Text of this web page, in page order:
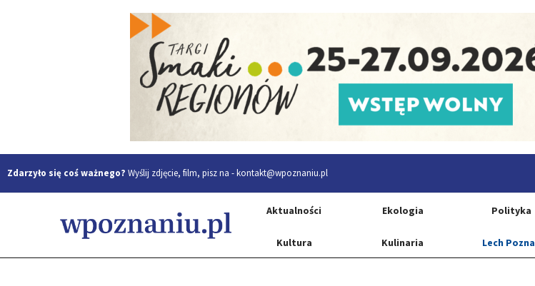
Zdarzyło się coś ważnego? Wyślij zdjęcie, film, pisz na -kontakt@wpoznaniu.pl
Aktualności Ekologia Polityka
Kultura Kulinaria Lech